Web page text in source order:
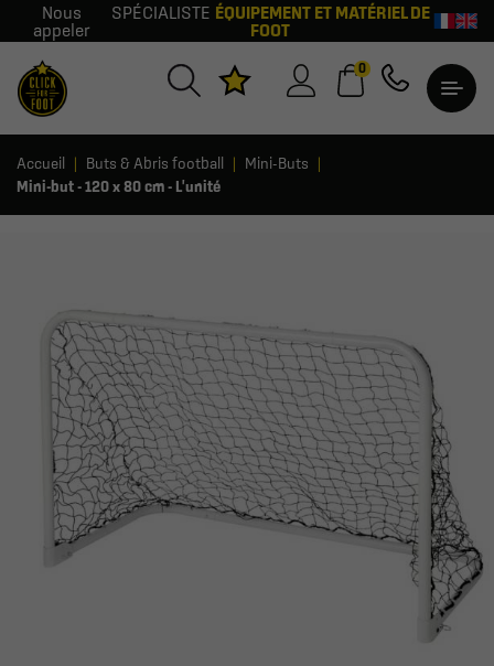
Nous
appeler
SPÉCIALISTE ÉQUIPEMENT ET MATÉRIEL DE
FOOT
0
Accueil Buts & Abris football
Mini-Buts
Mini-but - 120 x 80 cm - L'unité